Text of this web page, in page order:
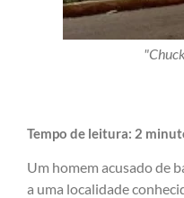
Tempo de leitura: 2
Um homem acusado de
a uma localidade